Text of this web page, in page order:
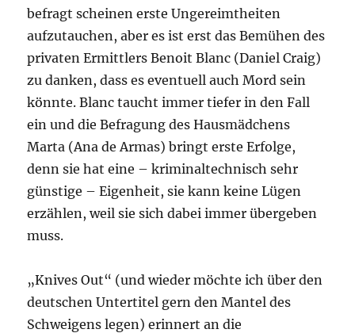
befragt scheinen erste Ungereimtheiten
aufzutauchen, aber es ist erst das Bemühen des
privaten Ermittlers Benoit Blanc (Daniel Craig)
zu danken, dass es eventuell auch Mord sein
könnte. Blanc taucht immer tiefer in den Fall
ein und die Befragung des Hausmädchens
Marta (Ana de Armas) bringt erste Erfolge,
denn sie hat eine – kriminaltechnisch sehr
günstige – Eigenheit, sie kann keine Lügen
erzählen, weil sie sich dabei immer übergeben
muss.
„Knives Out“ (und wieder möchte ich über den
deutschen Untertitel gern den Mantel des
Schweigens legen) erinnert an die